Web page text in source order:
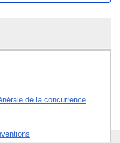
de la concurrence